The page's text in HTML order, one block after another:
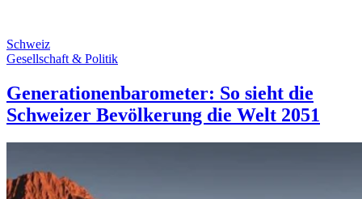
Schweiz
Gesellschaft & Politik
Generationenbarometer: So sieht die
Schweizer Bevölkerung die Welt 2051